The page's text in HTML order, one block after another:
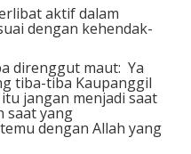
aktif dalam
dengan kehendak-
direnggut maut: Ya
tiba-tiba Kaupanggil
jangan menjadi saat
saat yang
dengan Allah yang